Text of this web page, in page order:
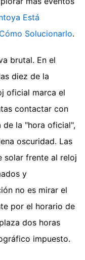
Está
Solucionarlo.
brutal. En el
diez de la
oficial marca el
contactar con
de la "hora oficial",
oscuridad. Las
solar frente al reloj
y
no es mirar el
por el horario de
dos horas
impuesto.